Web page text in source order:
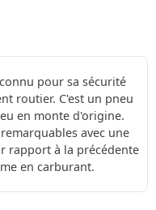
pour sa sécurité
routier. C'est un pneu
en monte d'origine.
avec une
rapport à la précédente
en carburant.